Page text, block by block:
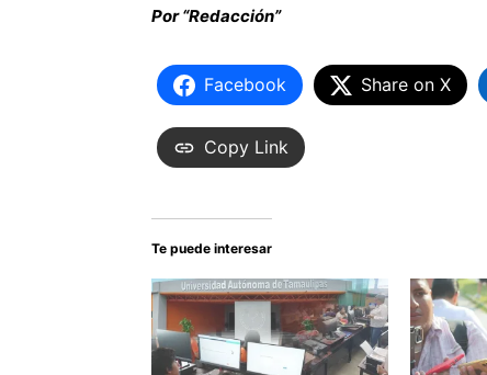
Por “Redacción”
Facebook Share on X
Copy Link
Te puede interesar